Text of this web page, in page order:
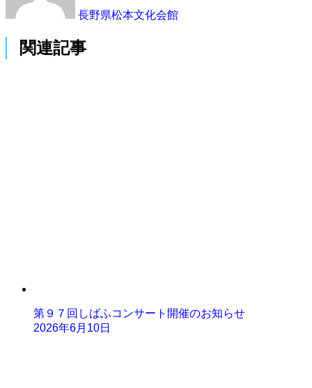
長野県松本文化会館
関連記事
第９７回しばふコンサート開催のお知らせ
2026年6月10日